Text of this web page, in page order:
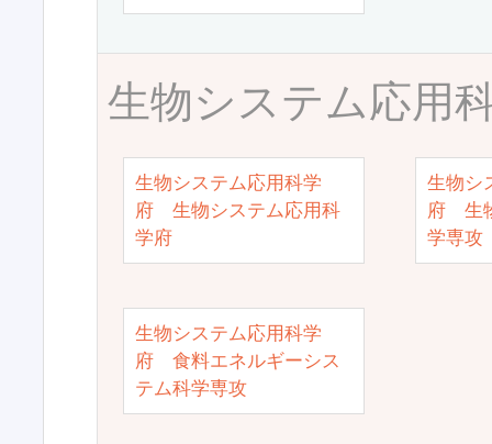
生物システム応用
生物システム応用科学
府 生物システム応用科
学府
生物シ
府 生
学専攻
生物システム応用科学
府 食料エネルギーシス
テム科学専攻